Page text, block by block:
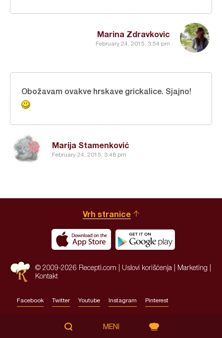
Marina Zdravkovic
February 24, 2015, 3:54 pm
Marija Stamenković
February 24, 2015, 3:48 pm
Obožavam ovakve hrskave grickalice. Sjajno!
Vrh stranice
© 2009-2026 Recepti.com | Uslovi korišćenja Marketing
Kontakt
Facebook Twitter Youtube Instagram Pinterest